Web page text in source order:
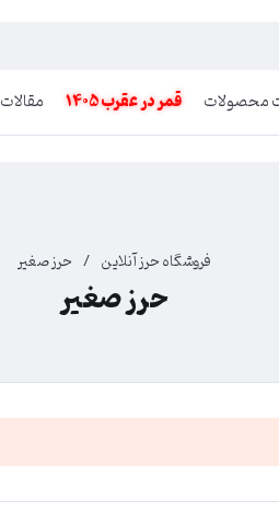
محصولات قمر در عقرب 1405 مقالات
فروشگاه حرز آنلاین / حرز صغیر
حرز صغیر